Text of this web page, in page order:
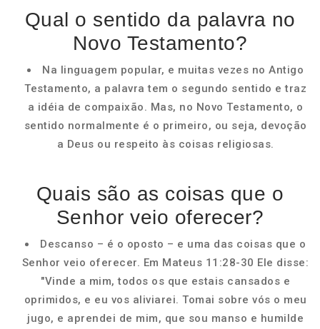
Qual o sentido da palavra no
Novo Testamento?
Na linguagem popular, e muitas vezes no Antigo
Testamento, a palavra tem o segundo sentido e traz
a idéia de compaixão. Mas, no Novo Testamento, o
sentido normalmente é o primeiro, ou seja, devoção
a Deus ou respeito às coisas religiosas.
Quais são as coisas que o
Senhor veio oferecer?
Descanso – é o oposto – e uma das coisas que o
Senhor veio oferecer. Em Mateus 11:28-30 Ele disse:
"Vinde a mim, todos os que estais cansados e
oprimidos, e eu vos aliviarei. Tomai sobre vós o meu
jugo, e aprendei de mim, que sou manso e humilde